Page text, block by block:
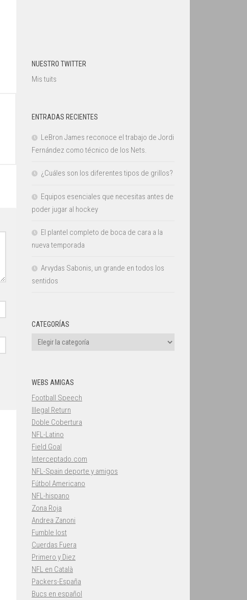
NUESTRO TWITTER
Mis tuits
ENTRADAS RECIENTES
LeBron James reconoce el trabajo de Jordi
Fernández como técnico de los Nets.
¿Cuáles son los diferentes tipos de grillos?
Equipos esenciales que necesitas antes de
poder jugar al hockey
El plantel completo de boca de cara a la
nueva temporada
Arvydas Sabonis, un grande en todos los
sentidos
CATEGORÍAS
Categorías
WEBS AMIGAS
Football Speech
Illegal Return
Doble Cobertura
NFL-Latino
Field Goal
Interceptado.com
NFL-Spain deporte y amigos
Fútbol Americano
NFL-hispano
Zona Roja
Andrea Zanoni
Fumble lost
Cuerdas Fuera
Primero y Diez
NFL en Català
Packers-España
Bucs en español